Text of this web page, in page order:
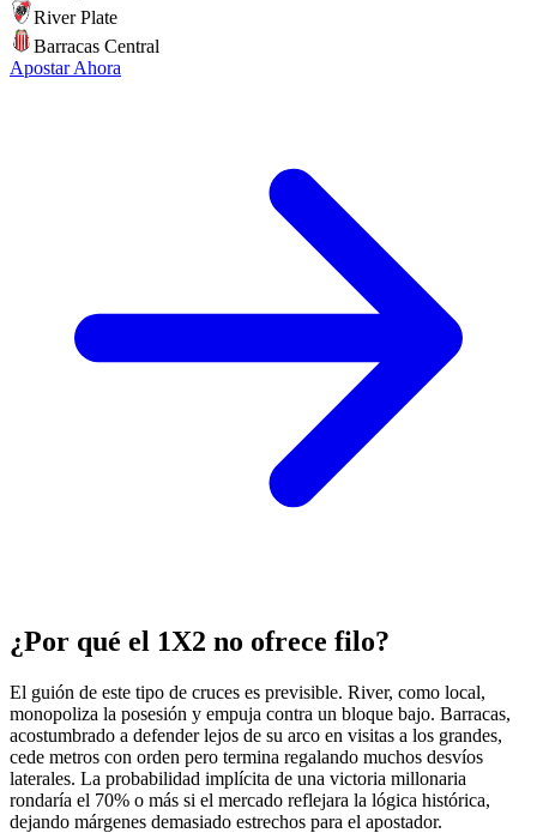
River Plate
Barracas Central
Apostar Ahora
¿Por qué el 1X2 no ofrece filo?
El guión de este tipo de cruces es previsible. River, como local,
monopoliza la posesión y empuja contra un bloque bajo. Barracas,
acostumbrado a defender lejos de su arco en visitas a los grandes,
cede metros con orden pero termina regalando muchos desvíos
laterales. La probabilidad implícita de una victoria millonaria
rondaría el 70% o más si el mercado reflejara la lógica histórica,
dejando márgenes demasiado estrechos para el apostador.